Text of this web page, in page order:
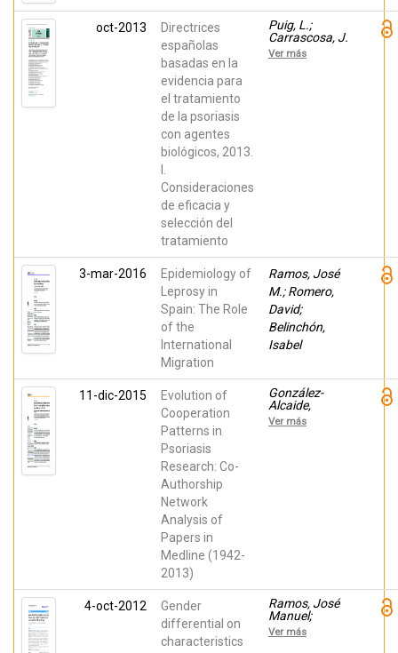
Ferrer, A.;
Cueva, P.;
Soria, C.;
Rivera, R.;
Belinchón,
oct-2013
Directrices
españolas
basadas en la
evidencia para
el tratamiento
de la psoriasis
con agentes
biológicos, 2013.
Consideraciones
de eficacia y
selección del
tratamiento
Puig, L.;
Carrascosa, J.
M.; Carretero,
G.; De la
V.; Herrera, E.;
López
Estebaranz,
José Luis
Ver más
3-mar-2016
Epidemiology of
Leprosy in
Spain: The Role
of the
International
Migration
Ramos, José
M.; Romero,
David;
Belinchón,
Isabel
11-dic-2015
Evolution of
Cooperation
Patterns in
Psoriasis
Research: Co-
Authorship
Network
Analysis of
Papers in
Medline (1942-
2013)
González-
Alcaide,
Gregorio; Park,
Jinseo;
Ver más
4-oct-2012
Gender
differential on
characteristics
Ramos, José
Manuel;
Martínez-
Martín, Miguel;
Ver más